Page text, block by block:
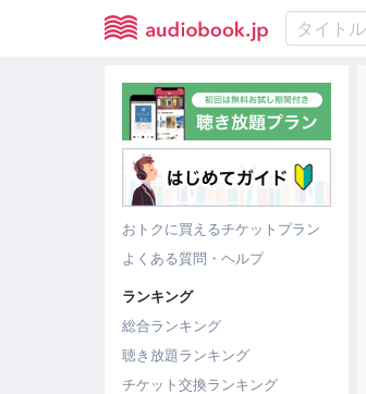
おトクに買えるチケットプラン
よくある質問・ヘルプ
ランキング
総合ランキング
聴き放題ランキング
チケット交換ランキング